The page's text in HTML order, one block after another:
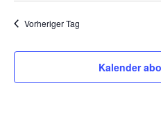
Vorheriger Tag
Kalender